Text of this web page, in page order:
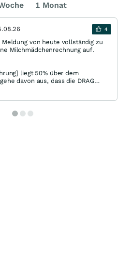
1 Monat
4
von heute vollständig zu
Milchmädchenrechnung auf.
liegt 50% über dem
davon aus, dass die DRAG